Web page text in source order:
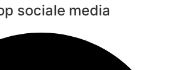
sociale media